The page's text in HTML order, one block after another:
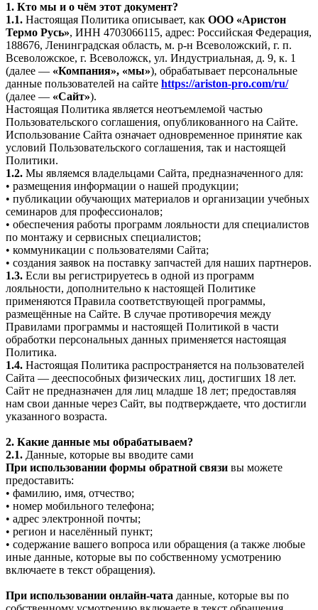
1. Кто мы и о чём этот документ?
1.1. Настоящая Политика описывает, как ООО «Аристон
Термо Русь», ИНН 4703066115, адрес: Российская Федерация,
188676, Ленинградская область, м. р-н Всеволожский, г. п.
Всеволожское, г. Всеволожск, ул. Индустриальная, д. 9, к. 1
(далее — «Компания», «мы»), обрабатывает персональные
данные пользователей на сайте https://ariston-pro.com/ru/
(далее — «Сайт»).
Настоящая Политика является неотъемлемой частью
Пользовательского соглашения, опубликованного на Сайте.
Использование Сайта означает одновременное принятие как
условий Пользовательского соглашения, так и настоящей
Политики.
1.2. Мы являемся владельцами Сайта, предназначенного для:
• размещения информации о нашей продукции;
• публикации обучающих материалов и организации учебных
семинаров для профессионалов;
• обеспечения работы программ лояльности для специалистов
по монтажу и сервисных специалистов;
• коммуникации с пользователями Сайта;
• создания заявок на поставку запчастей для наших партнеров.
1.3. Если вы регистрируетесь в одной из программ
лояльности, дополнительно к настоящей Политике
применяются Правила соответствующей программы,
размещённые на Сайте. В случае противоречия между
Правилами программы и настоящей Политикой в части
обработки персональных данных применяется настоящая
Политика.
1.4. Настоящая Политика распространяется на пользователей
Сайта — дееспособных физических лиц, достигших 18 лет.
Сайт не предназначен для лиц младше 18 лет; предоставляя
нам свои данные через Сайт, вы подтверждаете, что достигли
указанного возраста.
2. Какие данные мы обрабатываем?
2.1. Данные, которые вы вводите сами
При использовании формы обратной связи вы можете
предоставить:
• фамилию, имя, отчество;
• номер мобильного телефона;
• адрес электронной почты;
• регион и населённый пункт;
• содержание вашего вопроса или обращения (а также любые
иные данные, которые вы по собственному усмотрению
включаете в текст обращения).
При использовании онлайн-чата данные, которые вы по